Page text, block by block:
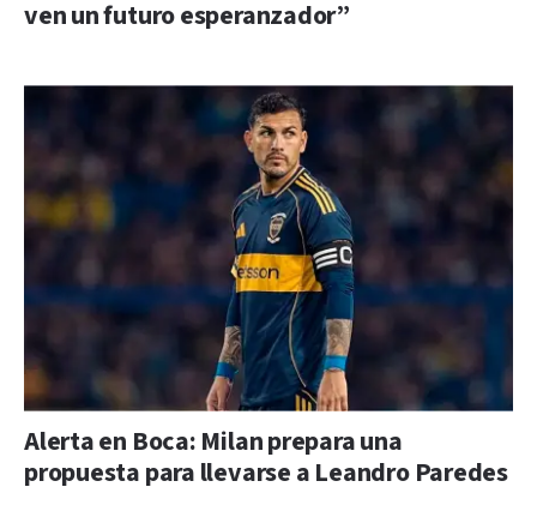
ven un futuro esperanzador”
Alerta en Boca: Milan prepara una
propuesta para llevarse a Leandro Paredes